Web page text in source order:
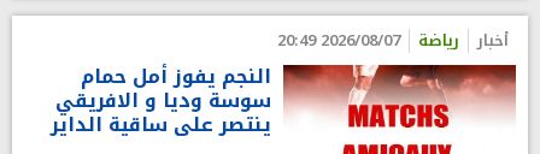
أخبار رياضة 2026/08/07 20:49
النجم يفوز أمل حمام
سوسة وديا و الافريقي
ينتصر على ساقية الداير